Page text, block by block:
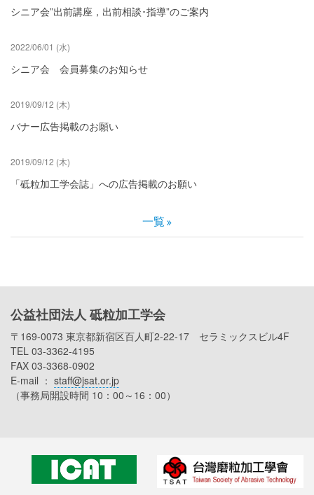
シニア会”出前講座，出前相談･指導”のご案内
2022/06/01 (水)
シニア会 会員募集のお知らせ
2019/09/12 (木)
バナー広告掲載のお願い
2019/09/12 (木)
「砥粒加工学会誌」への広告掲載のお願い
一覧
公益社団法人 砥粒加工学会
〒169-0073 東京都新宿区百人町2-22-17 セラミックスビル4F
TEL 03-3362-4195
FAX 03-3368-0902
E-mail ： staff@jsat.or.jp
（事務局開設時間 10：00～16：00）